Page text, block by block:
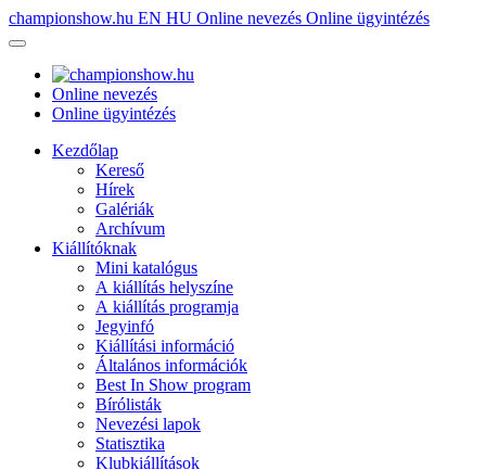
championshow.hu EN HU Online nevezés Online ügyintézés
Online nevezés
Online ügyintézés
Kezdőlap
Kereső
Hírek
Galériák
Archívum
Kiállítóknak
Mini katalógus
A kiállítás helyszíne
A kiállítás programja
Jegyinfó
Kiállítási információ
Általános információk
Best In Show program
Bírólisták
Nevezési lapok
Statisztika
Klubkiállítások